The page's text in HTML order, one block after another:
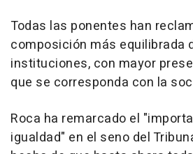
Todas las ponentes han
composición más equilibrada
instituciones, con mayor
que se corresponda con la
Roca ha remarcado el
igualdad" en el seno del